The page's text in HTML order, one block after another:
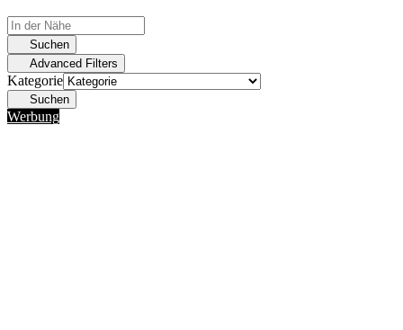
Suchen
Advanced Filters
Kategorie
Suchen
Werbung